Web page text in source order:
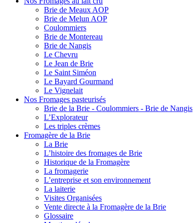
Brie de Meaux AOP
Brie de Melun AOP
Coulommiers
Brie de Montereau
Brie de Nangis
Le Chevru
Le Jean de Brie
Le Saint Siméon
Le Bayard Gourmand
Le Vignelait
Nos Fromages pasteurisés
Brie de la Brie - Coulommiers - Brie de Nangis
L’Explorateur
Les triples crèmes
Fromagère de la Brie
La Brie
L’histoire des fromages de Brie
Historique de la Fromagère
La fromagerie
L’entreprise et son environnement
La laiterie
Visites Organisées
Vente directe à la Fromagère de la Brie
Glossaire